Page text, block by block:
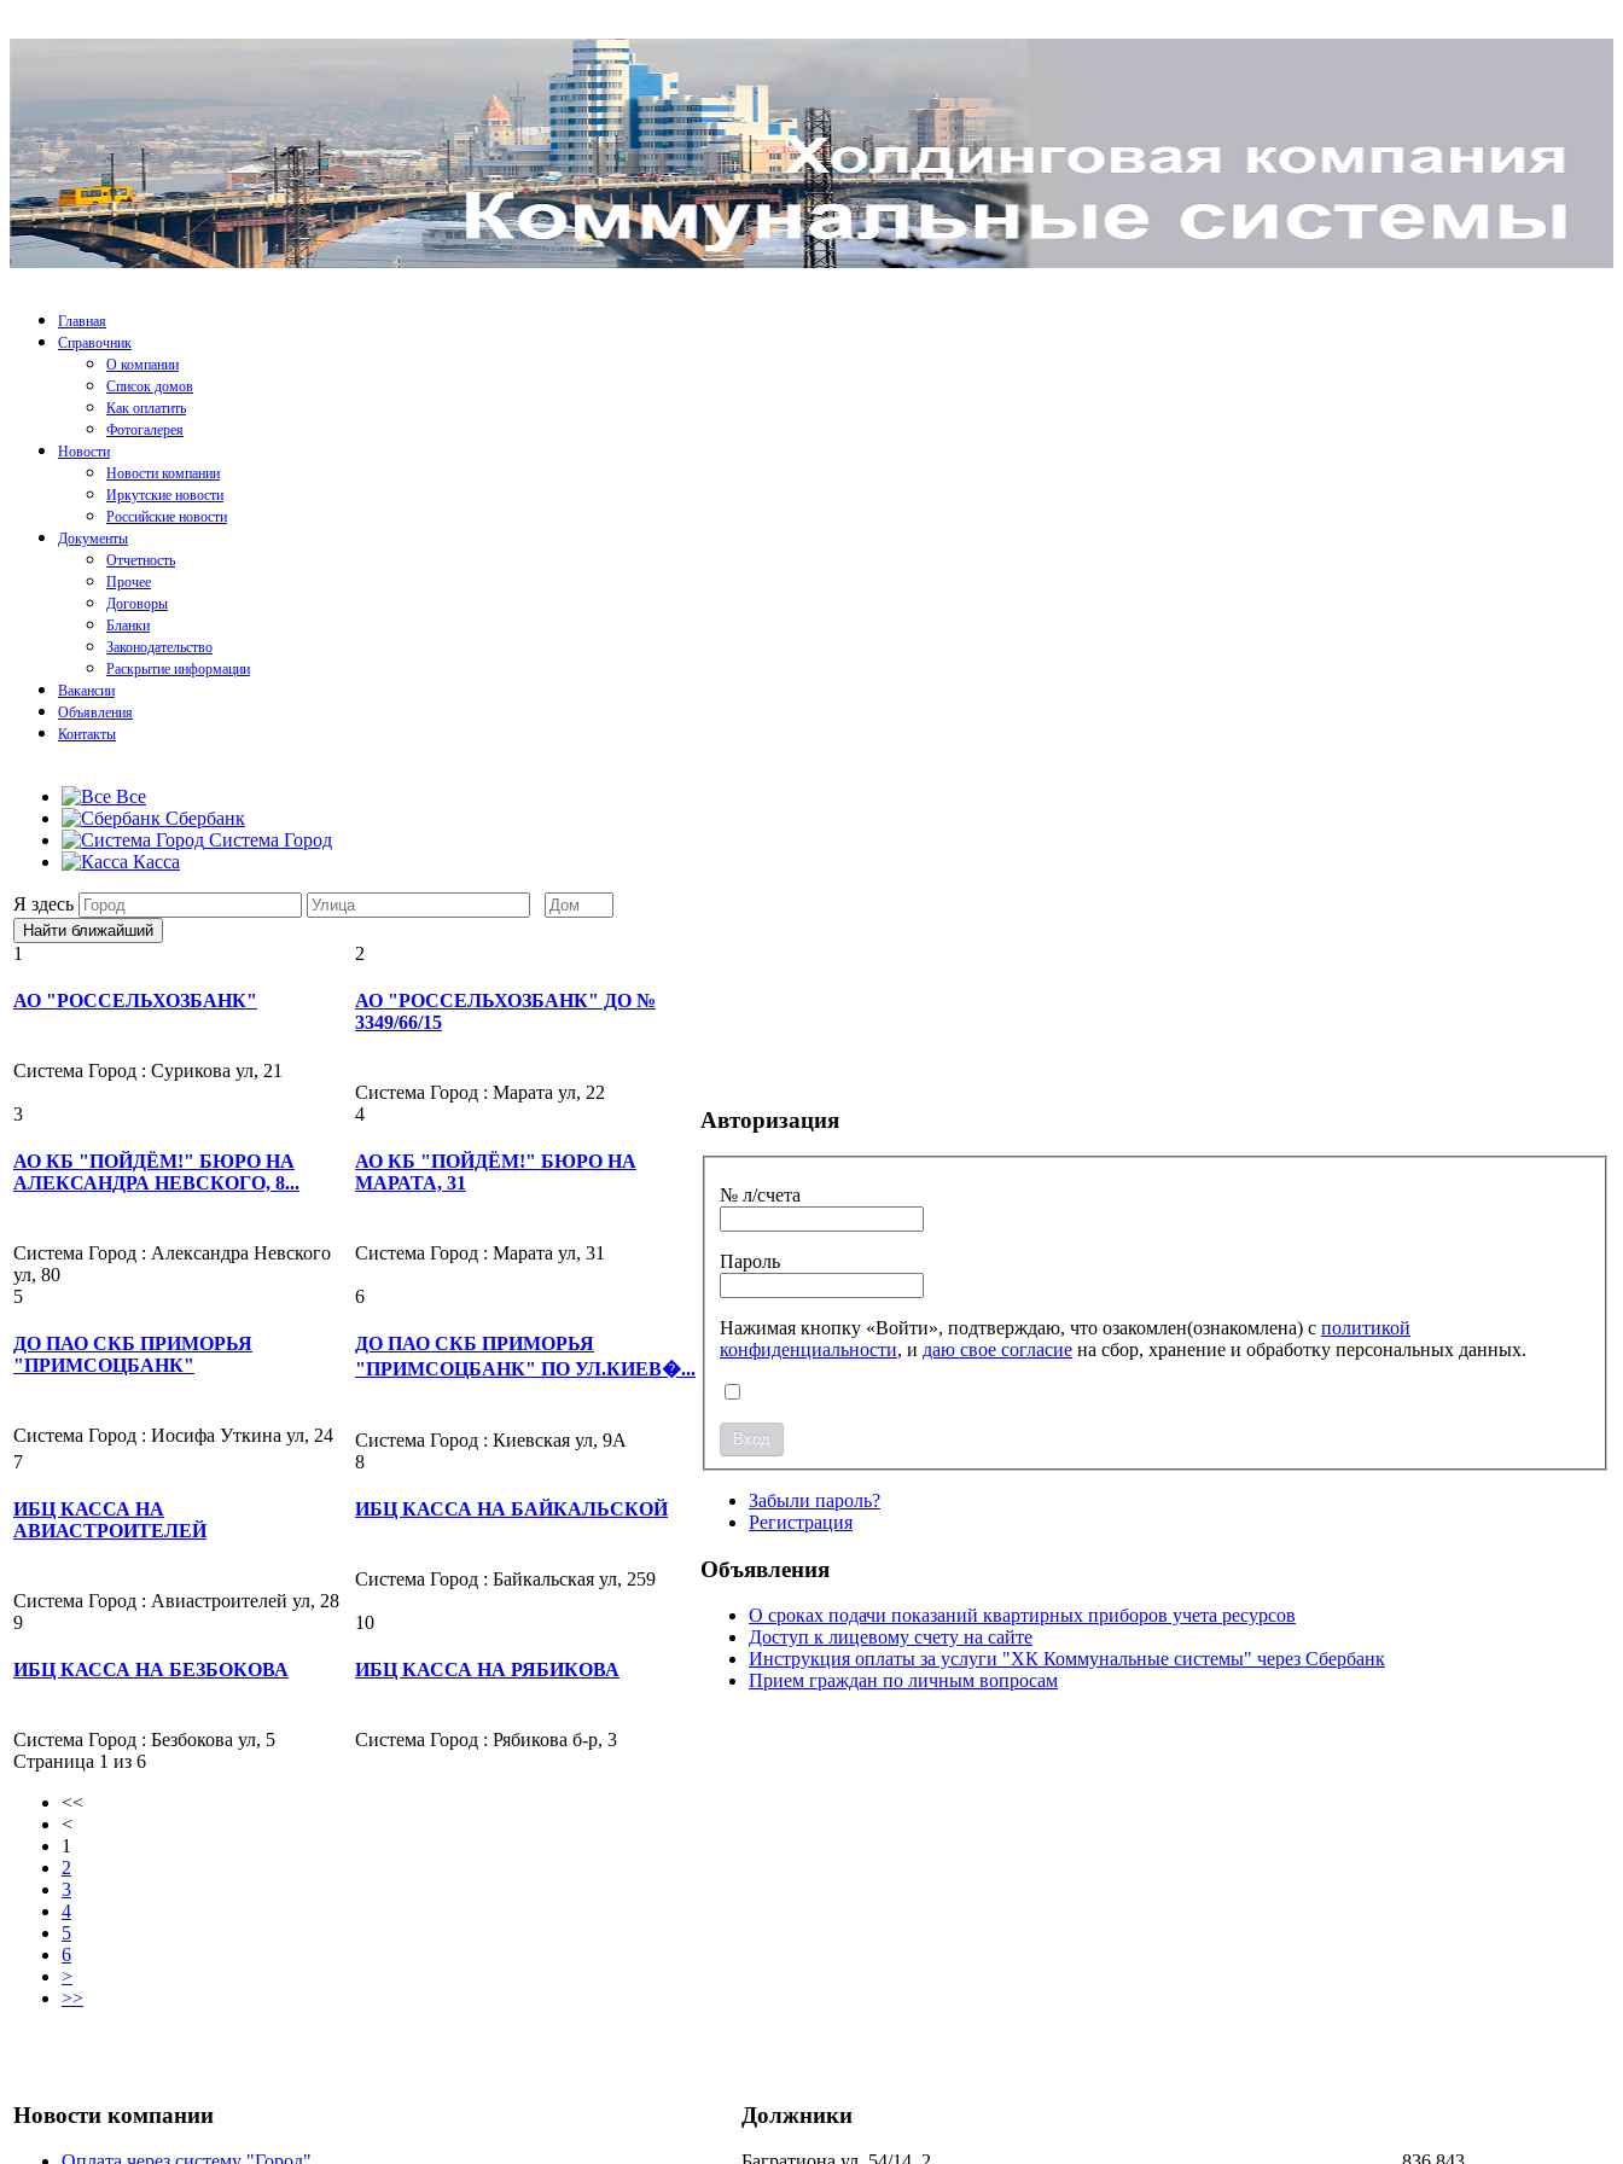
Главная
Справочник
О компании
Список домов
Как оплатить
Фотогалерея
Новости
Новости компании
Иркутские новости
Российские новости
Документы
Отчетность
Прочее
Договоры
Бланки
Законодательство
Раскрытие информации
Вакансии
Объявления
Контакты
Все
Сбербанк
Система Город
Касса
Я здесь
1
АО "РОССЕЛЬХОЗБАНК"
Система Город : Сурикова ул, 21
2
АО "РОССЕЛЬХОЗБАНК" ДО №
3349/66/15
Система Город : Марата ул, 22
3
АО КБ "ПОЙДЁМ!" БЮРО НА
АЛЕКСАНДРА НЕВСКОГО, 8...
Система Город : Александра Невского
ул, 80
4
АО КБ "ПОЙДЁМ!" БЮРО НА
МАРАТА, 31
Система Город : Марата ул, 31
5
ДО ПАО СКБ ПРИМОРЬЯ
"ПРИМСОЦБАНК"
Система Город : Иосифа Уткина ул, 24
6
ДО ПАО СКБ ПРИМОРЬЯ
"ПРИМСОЦБАНК" ПО УЛ.КИЕВ�...
Система Город : Киевская ул, 9А
7
ИБЦ КАССА НА
АВИАСТРОИТЕЛЕЙ
Система Город : Авиастроителей ул, 28
8
ИБЦ КАССА НА БАЙКАЛЬСКОЙ
Система Город : Байкальская ул, 259
9
ИБЦ КАССА НА БЕЗБОКОВА
Система Город : Безбокова ул, 5
10
ИБЦ КАССА НА РЯБИКОВА
Система Город : Рябикова б-р, 3
Страница 1 из 6
<<
<
1
2
3
4
5
6
>
>>
Авторизация
№ л/счета
Пароль
Нажимая кнопку «Войти», подтверждаю, что озакомлен(ознакомлена) с политикой
конфиденциальности, и даю свое согласие на сбор, хранение и обработку персональных данных.
Забыли пароль?
Регистрация
Объявления
О сроках подачи показаний квартирных приборов учета ресурсов
Доступ к лицевому счету на сайте
Инструкция оплаты за услуги "ХК Коммунальные системы" через Сбербанк
Прием граждан по личным вопросам
Новости компании Должники